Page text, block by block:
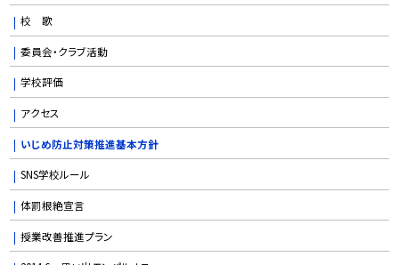
校 歌
委員会・クラブ活動
学校評価
アクセス
いじめ防止対策推進基本方針
SNS学校ルール
体罰根絶宣言
授業改善推進プラン